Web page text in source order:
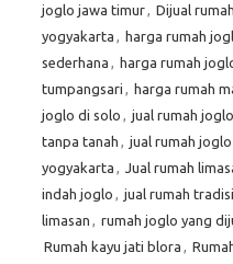
joglo jawa timur, Dijual
yogyakarta , harga rumah
sederhana , harga rumah
tumpangsari , harga rumah
joglo di solo , jual rumah
tanpa tanah , jual rumah
yogyakarta , Jual rumah
indah joglo , jual rumah
limasan , rumah joglo yang
Rumah kayu jati blora ,